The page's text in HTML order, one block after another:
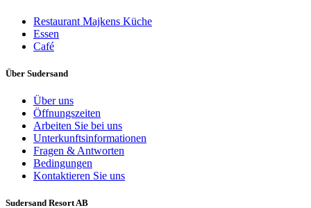
Restaurant Majkens Küche
Essen
Café
Über Sudersand
Über uns
Öffnungszeiten
Arbeiten Sie bei uns
Unterkunftsinformationen
Fragen & Antworten
Bedingungen
Kontaktieren Sie uns
Sudersand Resort AB